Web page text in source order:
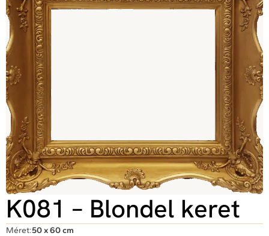
K081 – Blondel keret
Méret:50 x 60 cm